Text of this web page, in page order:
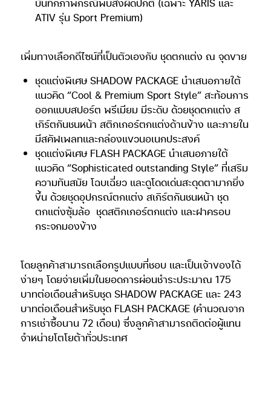
ATIV รุ่น Sport Premium)
เพิ่มทางเลือกดีไซน์ที่เป็นตัวเองกับ ชุดตกแต่ง ณ จุดขาย
ชุดแต่งพิเศษ SHADOW PACKAGE นำเสนอภายใต้
แนวคิด “Cool & Premium Sport Style” สะท้อนการ
ออกแบบสปอร์ต พรีเมียม มีระดับ ด้วยชุดตกแต่ง ส
เกิร์ตกันชนหน้า สติกเกอร์ตกแต่งด้านข้าง และภายใน
มีสคัฟเพลทและกล่องแขวนอเนกประสงค์
ชุดแต่งพิเศษ FLASH PACKAGE นำเสนอภายใต้
แนวคิด “Sophisticated outstanding Style” ที่เสริม
ความทันสมัย โฉบเฉี่ยว และดูโดดเด่นสะดุดตามากยิ่ง
ขึ้น ด้วยชุดอุปกรณ์ตกแต่ง สเกิร์ตกันชนหน้า ชุด
ตกแต่งซุ้มล้อ ชุดสติกเกอร์ตกแต่ง และฝาครอบ
กระจกมองข้าง
โดยลูกค้าสามารถเลือกรูปแบบที่ชอบ และเป็นเจ้าของได้
ง่ายๆ โดยจ่ายเพิ่มในยอดการผ่อนชำระประมาณ 175
บาทต่อเดือนสำหรับชุด SHADOW PACKAGE และ 243
บาทต่อเดือนสำหรับชุด FLASH PACKAGE (คำนวณจาก
การเช่าซื้อนาน 72 เดือน) ซึ่งลูกค้าสามารถติดต่อผู้แทน
จำหน่ายโตโยต้าทั่วประเทศ